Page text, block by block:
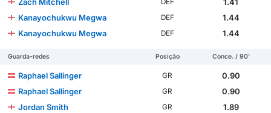
Zach Mitchell DEF
1.41
Kanayochukwu Megwa
DEF
1.44
Kanayochukwu Megwa
DEF 1.44
Guarda-redes Posição Conce. / 90'
Raphael Sallinger GR
0.90
Raphael Sallinger
GR
0.90
Jordan Smith
GR
1.89